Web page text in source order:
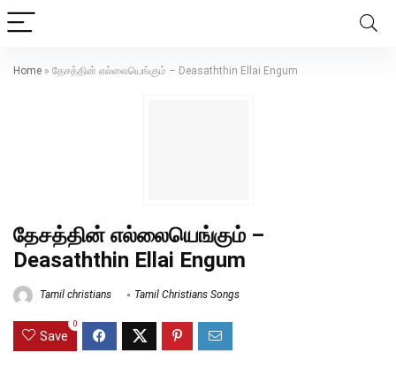
Home » தேசத்தின் எல்லையெங்கும் – Deasaththin Ellai Engum
தேசத்தின் எல்லையெங்கும் –
Deasaththin Ellai Engum
Tamil christians Tamil Christians Songs
Save
0